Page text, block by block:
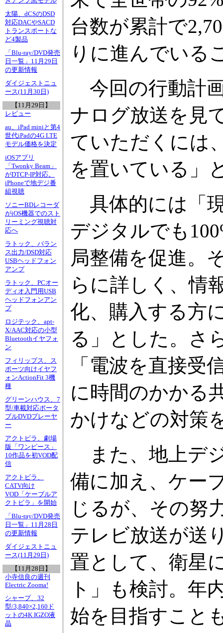
太陽、dCSのDSD
対応DACやSACD
トランスポートな
ど4製品
「Blu-ray/DVD発売
日一覧」11月29日
の更新情報
ダイジェストニュ
ース(11月30日)
【11月29日】
レビュー
au、iPad miniと第4
世代iPadの4G LTE
モデル価格を決定
iOSアプリ
「Twonky Beam」
がDTCP-IP対応。
iPhoneで地デジ番
組視聴
ソニーBDレコーダ
がiOS機器でのスト
リーミング視聴対
応へ
ラトック、バラン
ス出力/DSD対応
USBヘッドフォン
アンプ
ラトック、PCオー
ディオ入門用USB
ヘッドフォンアン
プ
ロジテック、apt-
X/AAC対応の小型
Bluetoothイヤフォ
ン
フィリップス、ス
ポーツ向けイヤフ
ォンActionFit 3機
種
グリーンハウス、7
型/車載対応ポータ
ブルDVDプレーヤ
ー
アクトビラ、劇場
版「ワンピース」
10作品を初VOD配
信
アクトビラ、
CATV向け
VOD「ケーブルア
クトビラ」を開始
「Blu-ray/DVD発売
日一覧」11月28日
の更新情報
ダイジェストニュ
ース(11月29日)
【11月28日】
小寺信良の週刊
Electric Zooma!
シャープ、32
型/3,840×2,160ド
ットの4K IGZO液
晶
台数が累計で
りに進んでいる
今回の行動計
ナログ放送を見
ていただくには
を置いている」
具体的には「
デジタルでも
局整備を促進。
らに詳しく、情
化、購入する方
る」とした。さ
「電波を直接受
に時間のかかる
かけなどの対策
また、地上デ
備に加え、ケー
じるが、その努
テレビ放送が送
置として、衛星
ト」も検討。年
始を目指すこと